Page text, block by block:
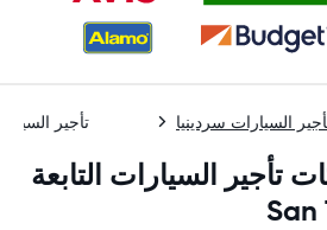
السيارات سردينيا تأجير
تأجير السيارات التابعة